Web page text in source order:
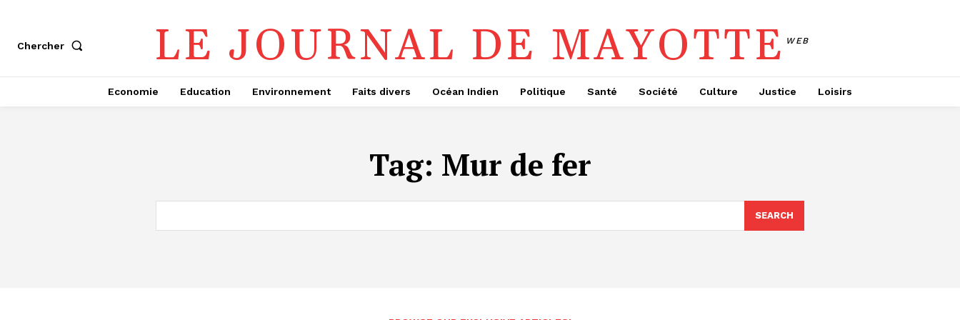
Chercher LE JOURNAL DE MAYOTTE WEB
Economie Education Environnement Faits divers Océan Indien Politique Santé Société Culture Justice Loisirs
Tag: Mur de fer
SEARCH